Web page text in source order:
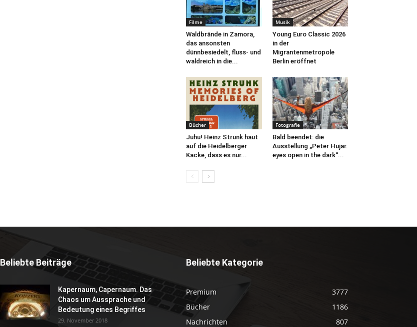
Filme
Waldbrände in Zamora,
das ansonsten
dünnbesiedelt, fluss- und
waldreich in die...
Musik
Young Euro Classic 2026
in der
Migrantenmetropole
Berlin eröffnet
Bücher
Juhu! Heinz Strunk haut
auf die Heidelberger
Kacke, dass es nur...
Fotografie
Bald beendet: die
Ausstellung „Peter Hujar.
eyes open in the dark“...
Beliebte Beiträge
Kapernaum, Capernaum. Das
Chaos um Aussprache und
Bedeutung eines Begriffes
29. November 2018
Beliebte Kategorie
Premium
3777
Bücher
1186
Nachrichten
807